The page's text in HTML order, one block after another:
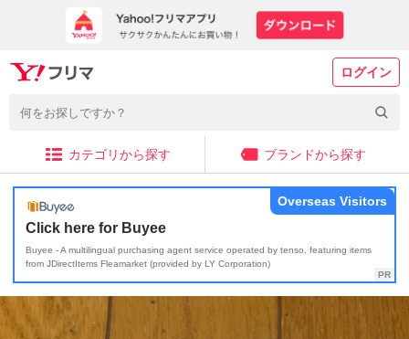
ログイン
カテゴリから探す ブランドから探す
Click here for Buyee
Buyee - A multilingual purchasing agent service operated by tenso, featuring items
from JDirectItems Fleamarket (provided by LY Corporation)
Overseas Visitors